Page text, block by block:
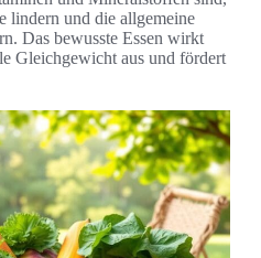
lindern und die allgemeine
Das bewusste Essen wirkt
Gleichgewicht aus und fördert